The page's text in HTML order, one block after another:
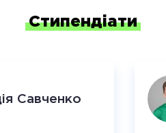
Стипендіати
Савченко